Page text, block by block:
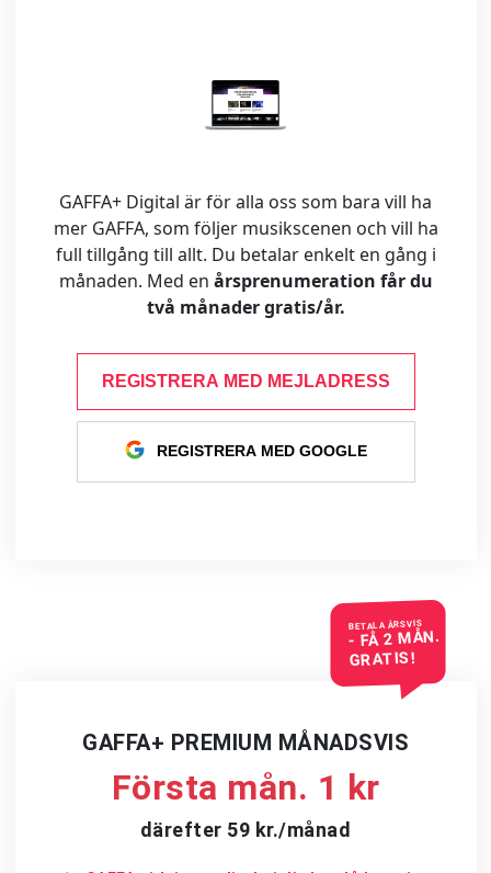
GAFFA+ Digital är för alla oss som bara vill ha
mer GAFFA, som följer musikscenen och vill ha
full tillgång till allt. Du betalar enkelt en gång i
månaden. Med en årsprenumeration får du
två månader gratis/år.
REGISTRERA MED MEJLADRESS
REGISTRERA MED GOOGLE
BETALA ÅRSVIS
- FÅ 2 MÅN.
GRATIS!
GAFFA+ PREMIUM MÅNADSVIS
Första mån. 1 kr
därefter 59 kr./månad